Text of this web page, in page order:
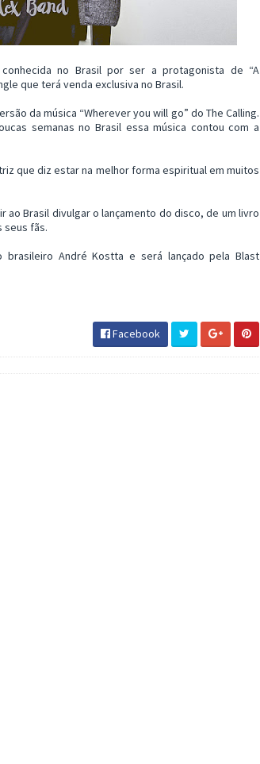
no Brasil por ser a protagonista de “A
que terá venda exclusiva no Brasil.
da música “Wherever you will go” do The Calling.
semanas no Brasil essa música contou com a
que diz estar na melhor forma espiritual em muitos
ao Brasil divulgar o lançamento do disco, de um livro
seus fãs.
André Kostta e será lançado pela Blast
Facebook